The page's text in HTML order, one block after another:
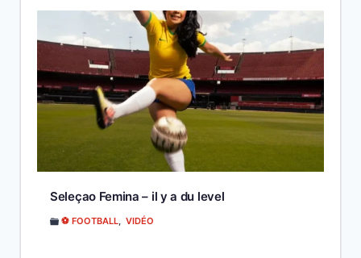
Seleçao Femina – il y a du level
⚽ FOOTBALL, VIDÉO